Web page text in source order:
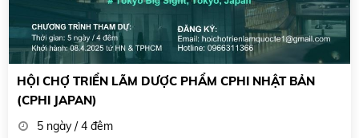
HỘI CHỢ TRIỂN LÃM DƯỢC PHẨM CPHI NHẬT BẢN
(CPHI JAPAN)
5 ngày / 4 đêm